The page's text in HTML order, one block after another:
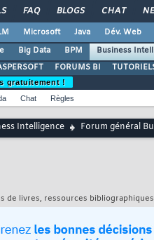
FAQ BLOGS CHAT
Microsoft Java Dév. Web
Big Data BPM Business
FORUMS BI
gratuitement !
Chat Règles
Intelligence Forum général
de livres, ressources